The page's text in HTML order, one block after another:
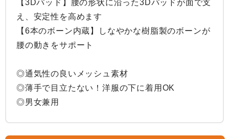
【3Dパッド】腰の形状に沿った3Dパッドが面で支
え、安定性を高めます
【6本のボーン内蔵】しなやかな樹脂製のボーンが
腰の動きをサポート
◎通気性の良いメッシュ素材
◎薄手で目立たない！洋服の下に着用OK
◎男女兼用